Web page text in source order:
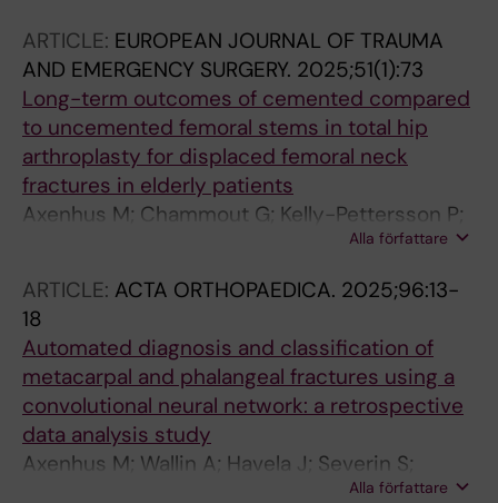
ARTICLE: EUROPEAN JOURNAL OF TRAUMA
AND EMERGENCY SURGERY. 2025;51(1):73
Long-term outcomes of cemented compared
to uncemented femoral stems in total hip
arthroplasty for displaced femoral neck
fractures in elderly patients
Axenhus M; Chammout G; Kelly-Pettersson P;
Mukka S; Magneli M; Skoeldenberg OAlla författare
ARTICLE: ACTA ORTHOPAEDICA. 2025;96:13-
18
Automated diagnosis and classification of
metacarpal and phalangeal fractures using a
convolutional neural network: a retrospective
data analysis study
Axenhus M; Wallin A; Havela J; Severin S;
Alla författare